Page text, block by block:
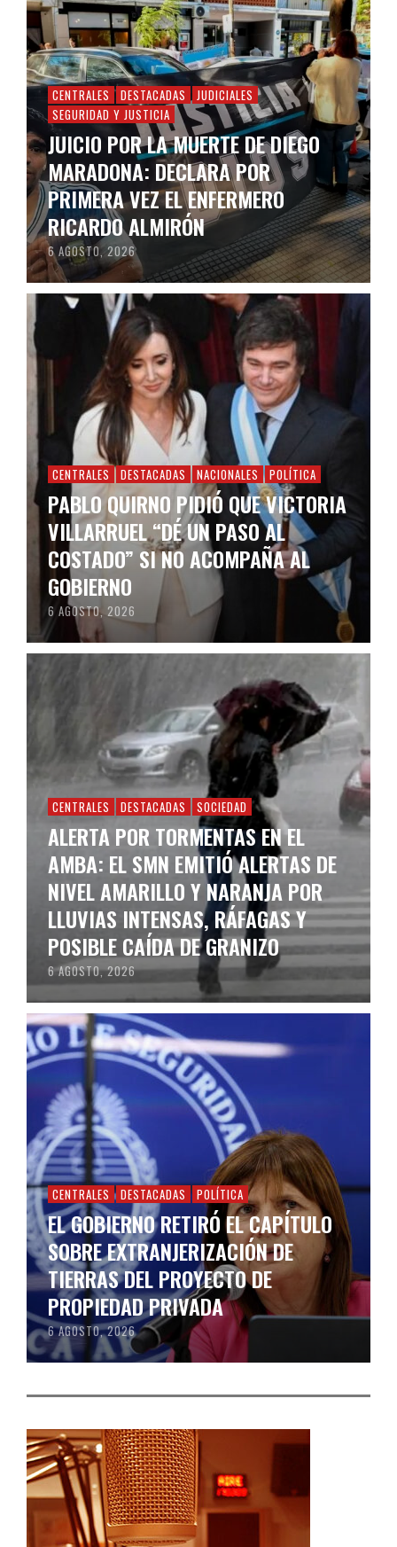
CENTRALES DESTACADAS
JUDICIALES
SEGURIDAD Y JUSTICIA
JUICIO POR LA MUERTE DE DIEGO
MARADONA: DECLARA POR
PRIMERA VEZ EL ENFERMERO
RICARDO ALMIRÓN
6 AGOSTO, 2026
CENTRALES DESTACADAS NACIONALES POLÍTICA
PABLO QUIRNO PIDIÓ QUE VICTORIA
VILLARRUEL “DÉ UN PASO AL
COSTADO” SI NO ACOMPAÑA AL
GOBIERNO
6 AGOSTO, 2026
CENTRALES DESTACADAS SOCIEDAD
ALERTA POR TORMENTAS EN EL
AMBA: EL SMN EMITIÓ ALERTAS DE
NIVEL AMARILLO Y NARANJA POR
LLUVIAS INTENSAS, RÁFAGAS Y
POSIBLE CAÍDA DE GRANIZO
6 AGOSTO, 2026
CENTRALES DESTACADAS POLÍTICA
EL GOBIERNO RETIRÓ EL CAPÍTULO
SOBRE EXTRANJERIZACIÓN DE
TIERRAS DEL PROYECTO DE
PROPIEDAD PRIVADA
6 AGOSTO, 2026